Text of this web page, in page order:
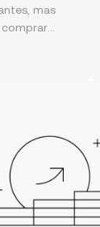
mas
aplicação